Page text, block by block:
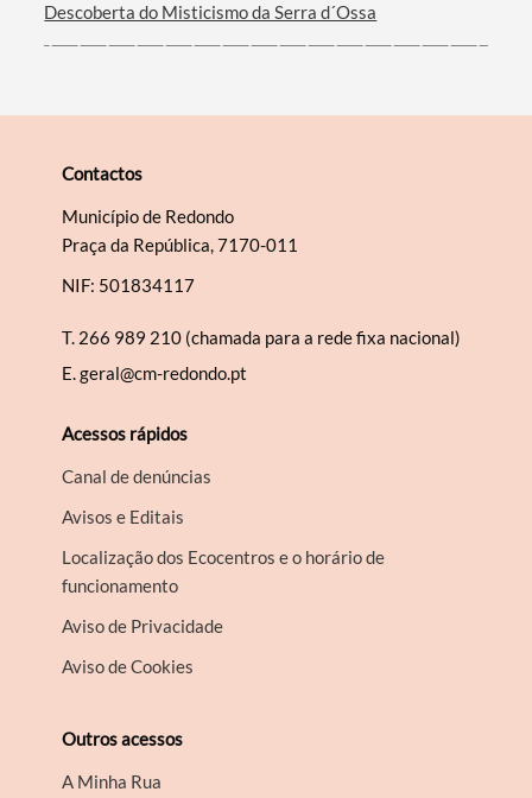
Descoberta do Misticismo da Serra d´Ossa
Contactos
Município de Redondo
Praça da República, 7170-011
NIF: 501834117
T. 266 989 210 (chamada para a rede fixa nacional)
E.geral@cm-redondo.pt
Acessos rápidos
Canal de denúncias
Avisos e Editais
Localização dos Ecocentros e o horário de
funcionamento
Aviso de Privacidade
Aviso de Cookies
Outros acessos
A Minha Rua